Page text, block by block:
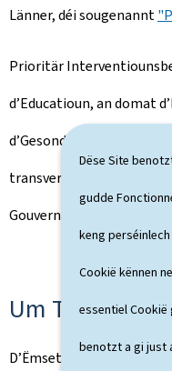
Dëse Site
gudde
keng
Cookië kënnen
essentiel
benotzt a gi just
Länner, déi sougenannt
Prioritär
d’Educatioun, an domat
d’Gesondheet an
transversal Theme wéi
Gouvernance sinn.
Um Terrain
D’Ëmsetzung vun der